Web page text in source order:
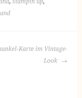
,stampin up,
Karte im Vintage-
Look